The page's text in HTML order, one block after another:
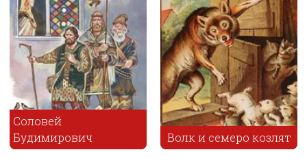
Волк и семеро козлят Водопад и Ручей